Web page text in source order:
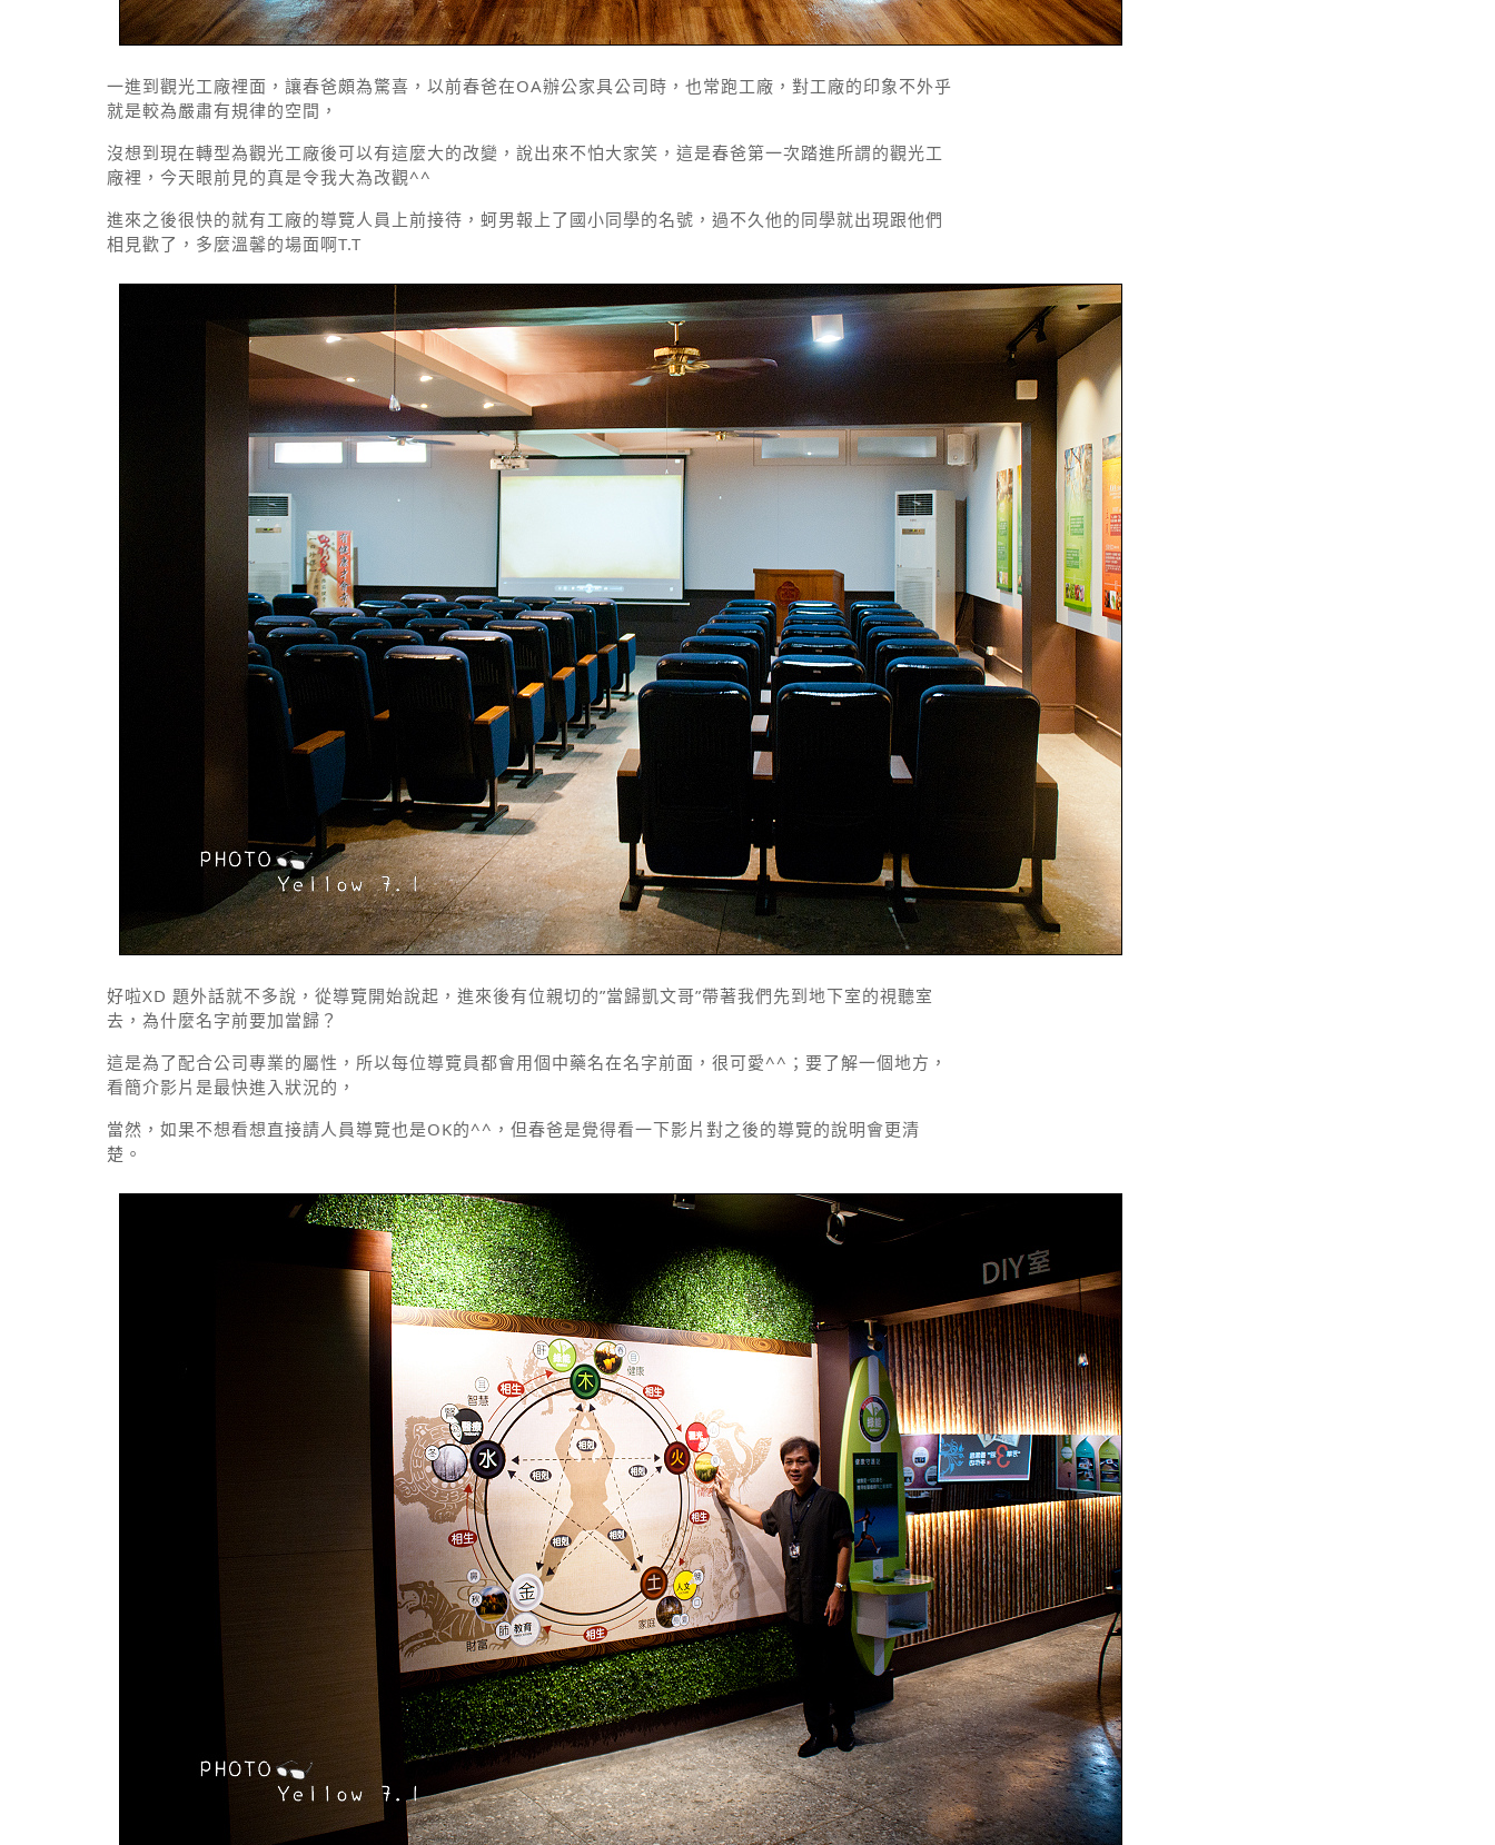
一進到觀光工廠裡面，讓春爸頗為驚喜，以前春爸在OA辦公家具公司時，也常跑工廠，對工廠的印象不外乎
就是較為嚴肅有規律的空間，
沒想到現在轉型為觀光工廠後可以有這麼大的改變，說出來不怕大家笑，這是春爸第一次踏進所謂的觀光工
廠裡，今天眼前見的真是令我大為改觀^^
進來之後很快的就有工廠的導覽人員上前接待，蚵男報上了國小同學的名號，過不久他的同學就出現跟他們
相見歡了，多麼溫馨的場面啊T.T
好啦XD 題外話就不多說，從導覽開始說起，進來後有位親切的”當歸凱文哥”帶著我們先到地下室的視聽室
去，為什麼名字前要加當歸？
這是為了配合公司專業的屬性，所以每位導覽員都會用個中藥名在名字前面，很可愛^^；要了解一個地方，
看簡介影片是最快進入狀況的，
當然，如果不想看想直接請人員導覽也是OK的^^，但春爸是覺得看一下影片對之後的導覽的說明會更清
楚。